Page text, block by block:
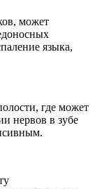
может
языка,
где может
нервов в зубе